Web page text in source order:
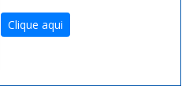
Clique aqui